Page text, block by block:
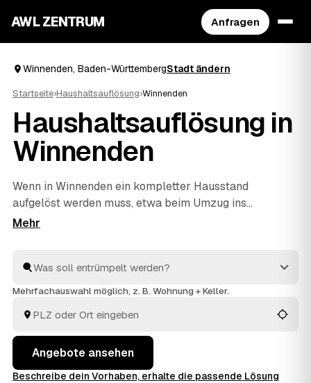
AWL ZENTRUM Anfragen
Winnenden, Baden-WürttembergStadt ändern
Startseite›Haushaltsauflösung›Winnenden
Haushaltsauflösung in
Winnenden
Wenn in Winnenden ein kompletter Hausstand
aufgelöst werden muss, etwa beim Umzug ins
Pflegeheim oder im Nachlass, hilft AWL beim einfachen
Backnangrechnen Ihnen Festpreise – verwertbare
Gegenstände werden auf die Kosten angerechnet. Die
Schublade bis zur besenreinen Übergabe. Sie müssen
nur die Angebote vergleichen und entscheiden.
Mehrfachauswahl möglich, z. B. Wohnung + Keller.
Angebote ansehen
Beschreibe dein Vorhaben, erhalte die passende Lösung